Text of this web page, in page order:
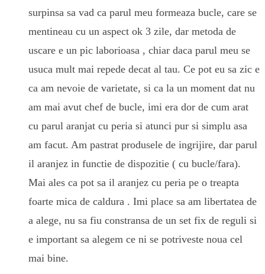
surpinsa sa vad ca parul meu formeaza bucle, care se
mentineau cu un aspect ok 3 zile, dar metoda de
uscare e un pic laborioasa , chiar daca parul meu se
usuca mult mai repede decat al tau. Ce pot eu sa zic e
ca am nevoie de varietate, si ca la un moment dat nu
am mai avut chef de bucle, imi era dor de cum arat
cu parul aranjat cu peria si atunci pur si simplu asa
am facut. Am pastrat produsele de ingrijire, dar parul
il aranjez in functie de dispozitie ( cu bucle/fara).
Mai ales ca pot sa il aranjez cu peria pe o treapta
foarte mica de caldura . Imi place sa am libertatea de
a alege, nu sa fiu constransa de un set fix de reguli si
e important sa alegem ce ni se potriveste noua cel
mai bine.